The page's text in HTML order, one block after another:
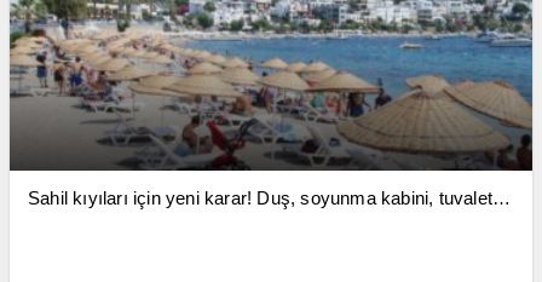
Sahil kıyıları için yeni karar! Duş, soyunma kabini, tuvalet…